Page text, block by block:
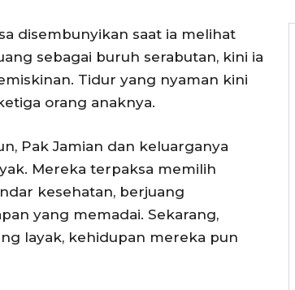
disembunyikan saat ia melihat
sebagai buruh serabutan, kini ia
Tidur yang nyaman kini
orang anaknya.
Pak Jamian dan keluarganya
Mereka terpaksa memilih
kesehatan, berjuang
yang memadai. Sekarang,
layak, kehidupan mereka pun